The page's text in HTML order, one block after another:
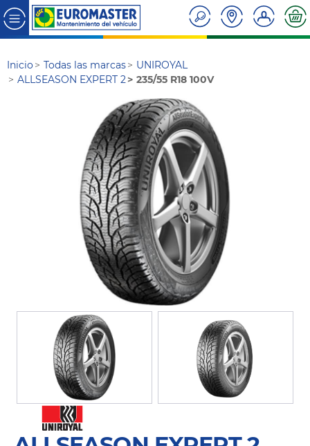
Inicio Todas las marcas
UNIROYAL
ALLSEASON EXPERT 2
235/55 R18 100V